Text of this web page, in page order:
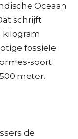
Oceaan
schrijft
kilogram
fossiele
soort
meter.
de